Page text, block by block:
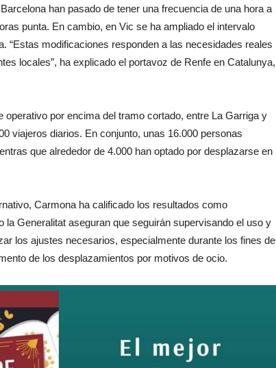
han pasado de tener una frecuencia de una hora a
punta. En cambio, en Vic se ha ampliado el intervalo
“Estas modificaciones responden a las necesidades reales
locales”, ha explicado el portavoz de Renfe en Catalunya,
operativo por encima del tramo cortado, entre La Garriga y
viajeros diarios. En conjunto, unas 16.000 personas
que alrededor de 4.000 han optado por desplazarse en
Carmona ha calificado los resultados como
la Generalitat aseguran que seguirán supervisando el uso y
los ajustes necesarios, especialmente durante los fines de
de los desplazamientos por motivos de ocio.